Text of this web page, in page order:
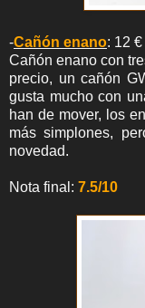
-Cañón enano: 12 €
Cañón enano con
precio, un cañón
gusta mucho con
han de mover, los
más simplones,
novedad.
Nota final: 7.5/10